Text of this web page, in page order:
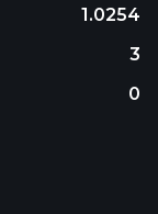
1.0254
3
0